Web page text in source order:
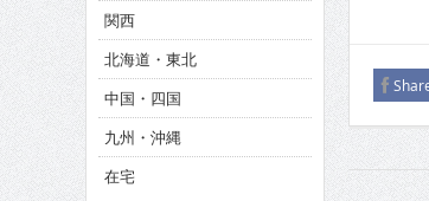
関西
北海道・東北
中国・四国
九州・沖縄
在宅